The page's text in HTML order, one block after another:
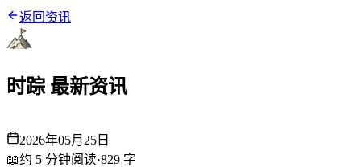
返回资讯
时踪 最新资讯
2026年05月25日
📖约 5 分钟阅读·829 字